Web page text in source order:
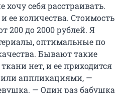
хочу себя расстраивать.
ее количества. Стоимость
200 до 2000 рублей. Я
оптимальные по
Бывают такие
нет, и ее приходится
аппликациями, —
— Один раз бабушка